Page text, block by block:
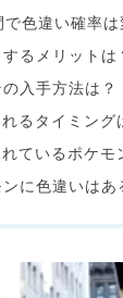
色違い確率は
るメリットは
入手方法は？
るタイミング
ているポケモ
に色違いはあ